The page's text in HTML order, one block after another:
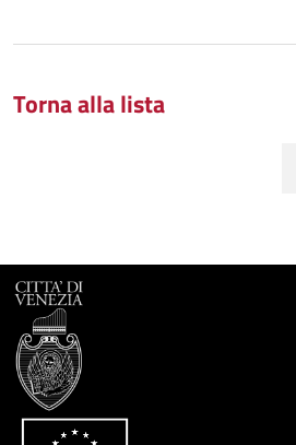
Torna alla lista